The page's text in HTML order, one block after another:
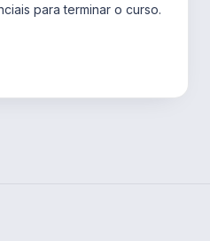
para terminar o curso.